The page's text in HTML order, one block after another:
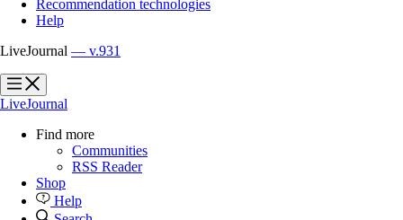
Recommendation technologies
Help
LiveJournal — v.931
?
?
LiveJournal
Find more
Communities
RSS Reader
Shop
Help